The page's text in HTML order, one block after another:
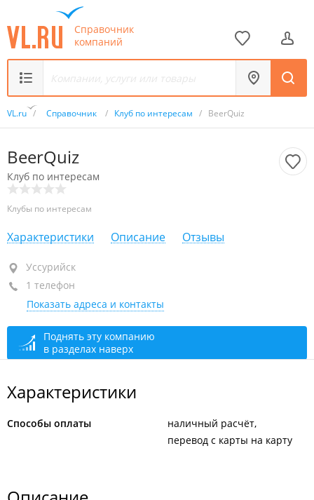
Справочник
компаний
VL.ru / Справочник / Клуб по интересам / BeerQuiz
BeerQuiz
Клуб по интересам
Клубы по интересам
Характеристики Описание Отзывы
Уссурийск
+7 902 061-16-33
сегодня закрыто
Уссурийск
1 телефон
Показать адреса и контакты
Поднять эту компанию
в разделах наверх
Характеристики
Способы оплаты
наличный расчёт
перевод с карты на карту